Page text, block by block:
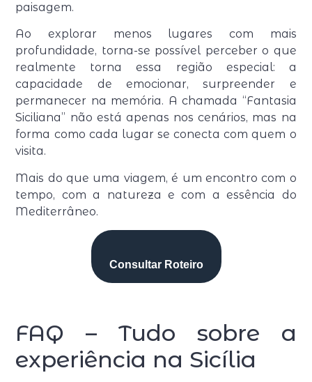
paisagem.
Ao explorar menos lugares com mais
profundidade, torna-se possível perceber o que
realmente torna essa região especial: a
capacidade de emocionar, surpreender e
permanecer na memória. A chamada “Fantasia
Siciliana” não está apenas nos cenários, mas na
forma como cada lugar se conecta com quem o
visita.
Mais do que uma viagem, é um encontro com o
tempo, com a natureza e com a essência do
Mediterrâneo.
Consultar Roteiro
FAQ – Tudo sobre a
experiência na Sicília